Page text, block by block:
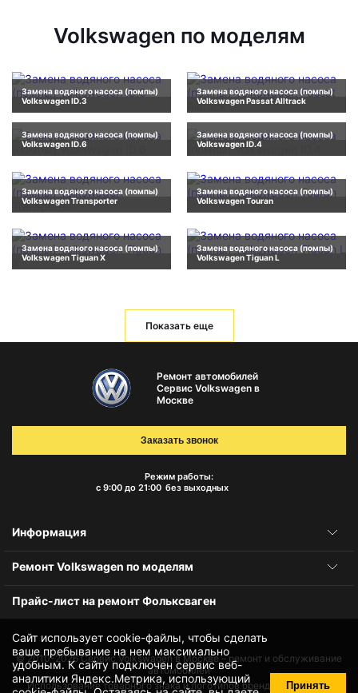
Volkswagen по моделям
Замена водяного насоса (помпы)
Volkswagen ID.3
Замена водяного насоса (помпы)
Volkswagen Passat Alltrack
Замена водяного насоса (помпы)
Volkswagen ID.6
Замена водяного насоса (помпы)
Volkswagen ID.4
Замена водяного насоса (помпы)
Volkswagen Transporter
Замена водяного насоса (помпы)
Volkswagen Touran
Замена водяного насоса (помпы)
Volkswagen Tiguan X
Замена водяного насоса (помпы)
Volkswagen Tiguan L
Показать еще
Сайт использует cookie-файлы, чтобы сделать
ваше пребывание на нем максимально
удобным. К cайту подключен сервис веб-
аналитики Яндекс.Метрика, использующий
Принять
Ремонт автомобилей
Сервис Volkswagen в
Москве
Режим работы:
с 9:00 до 21:00 без выходных
Заказать звонок
Информация
Ремонт Volkswagen по моделям
Прайс-лист на ремонт Фольксваген
© 2010-2026Сервис Volkswagen в Москве – ремонт и обслуживание
автомобилей
Использование товарного знака и логотипов бренда происходит